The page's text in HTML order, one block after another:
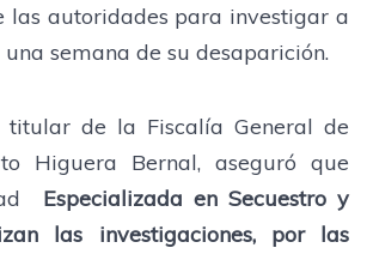
las autoridades para investigar a
semana de su desaparición.
titular de la Fiscalía General de
Higuera Bernal, aseguró que
Especializada en Secuestro y
las investigaciones, por las